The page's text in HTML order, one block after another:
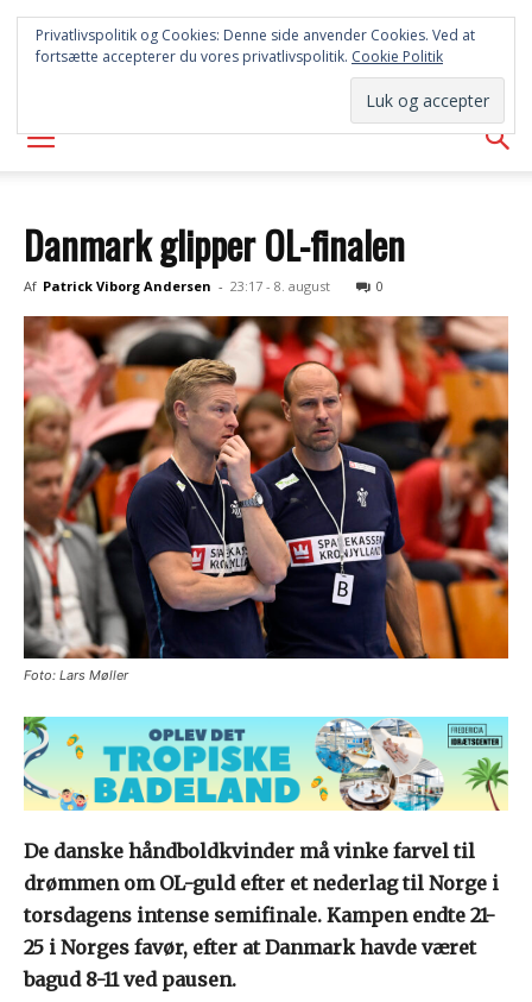
FREDERICIA
AVISEN
Danmark glipper OL-finalen
Af Patrick Viborg Andersen - 23:17 - 8. august 0
Foto: Lars Møller
De danske håndboldkvinder må vinke farvel til
drømmen om OL-guld efter et nederlag til Norge i
torsdagens intense semifinale. Kampen endte 21-
25 i Norges favør, efter at Danmark havde været
bagud 8-11 ved pausen.
Privatlivspolitik og Cookies: Denne side anvender Cookies. Ved at
fortsætte accepterer du vores privatlivspolitik. Cookie Politik